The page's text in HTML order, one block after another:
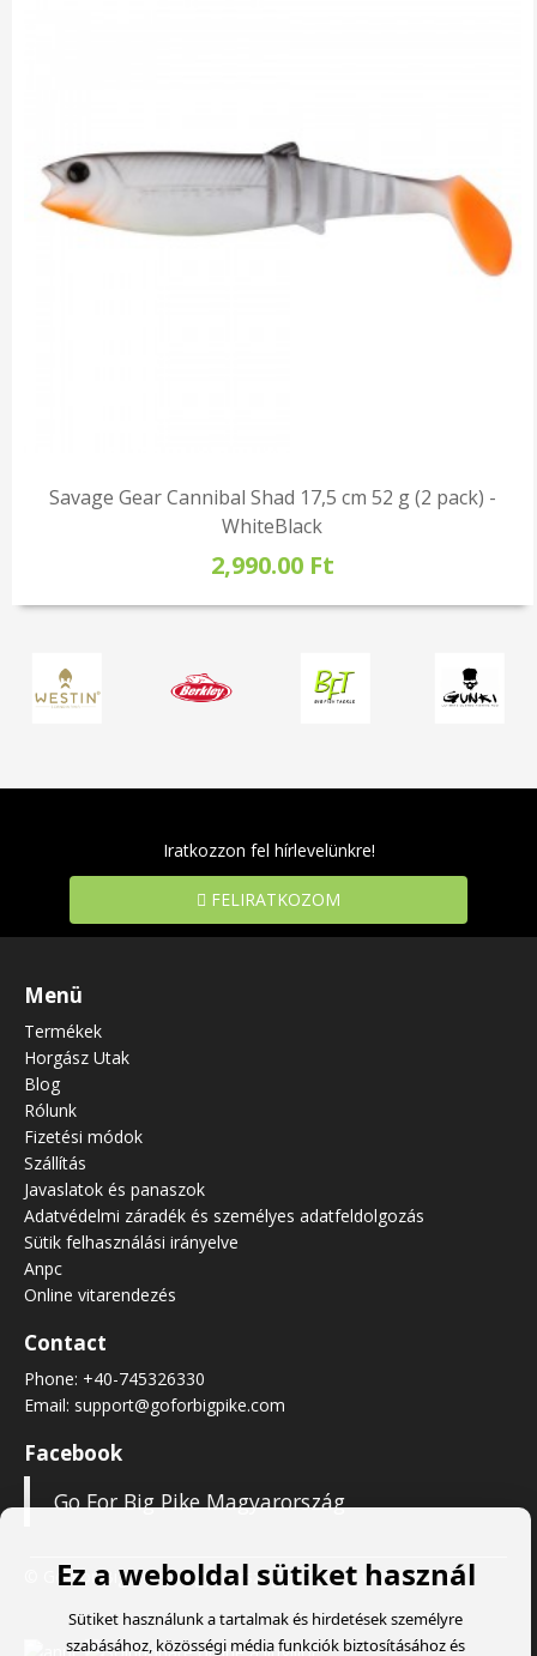
Savage Gear Cannibal Shad 17,5 cm 52 g (2 pack) -
WhiteBlack
2,990.00 Ft
Iratkozzon fel hírlevelünkre!
FELIRATKOZOM
Menü
Termékek
Horgász Utak
Blog
Rólunk
Fizetési módok
Szállítás
Javaslatok és panaszok
Adatvédelmi záradék és személyes adatfeldolgozás
Sütik felhasználási irányelve
Anpc
Online vitarendezés
Contact
Phone: +40-745326330
Email: support@goforbigpike.com
Facebook
Go For Big Pike Magyarország
© Go For Big Pike Magyarország- Created withSoldigo
Ez a weboldal sütiket használ
Sütiket használunk a tartalmak és hirdetések személyre
szabásához, közösségi média funkciók biztosításához és